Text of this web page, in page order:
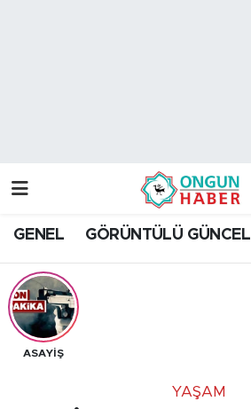
GENEL GÖRÜNTÜLÜ GÜNCEL
ASAYİŞ
YAŞAM
Trafik Durumu
Tüm Manşetler
Son Dakika Haberleri